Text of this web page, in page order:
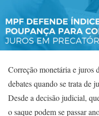
Correção monetária e juros
debates quando se trata de
Desde a decisão judicial,
o saque podem se passar